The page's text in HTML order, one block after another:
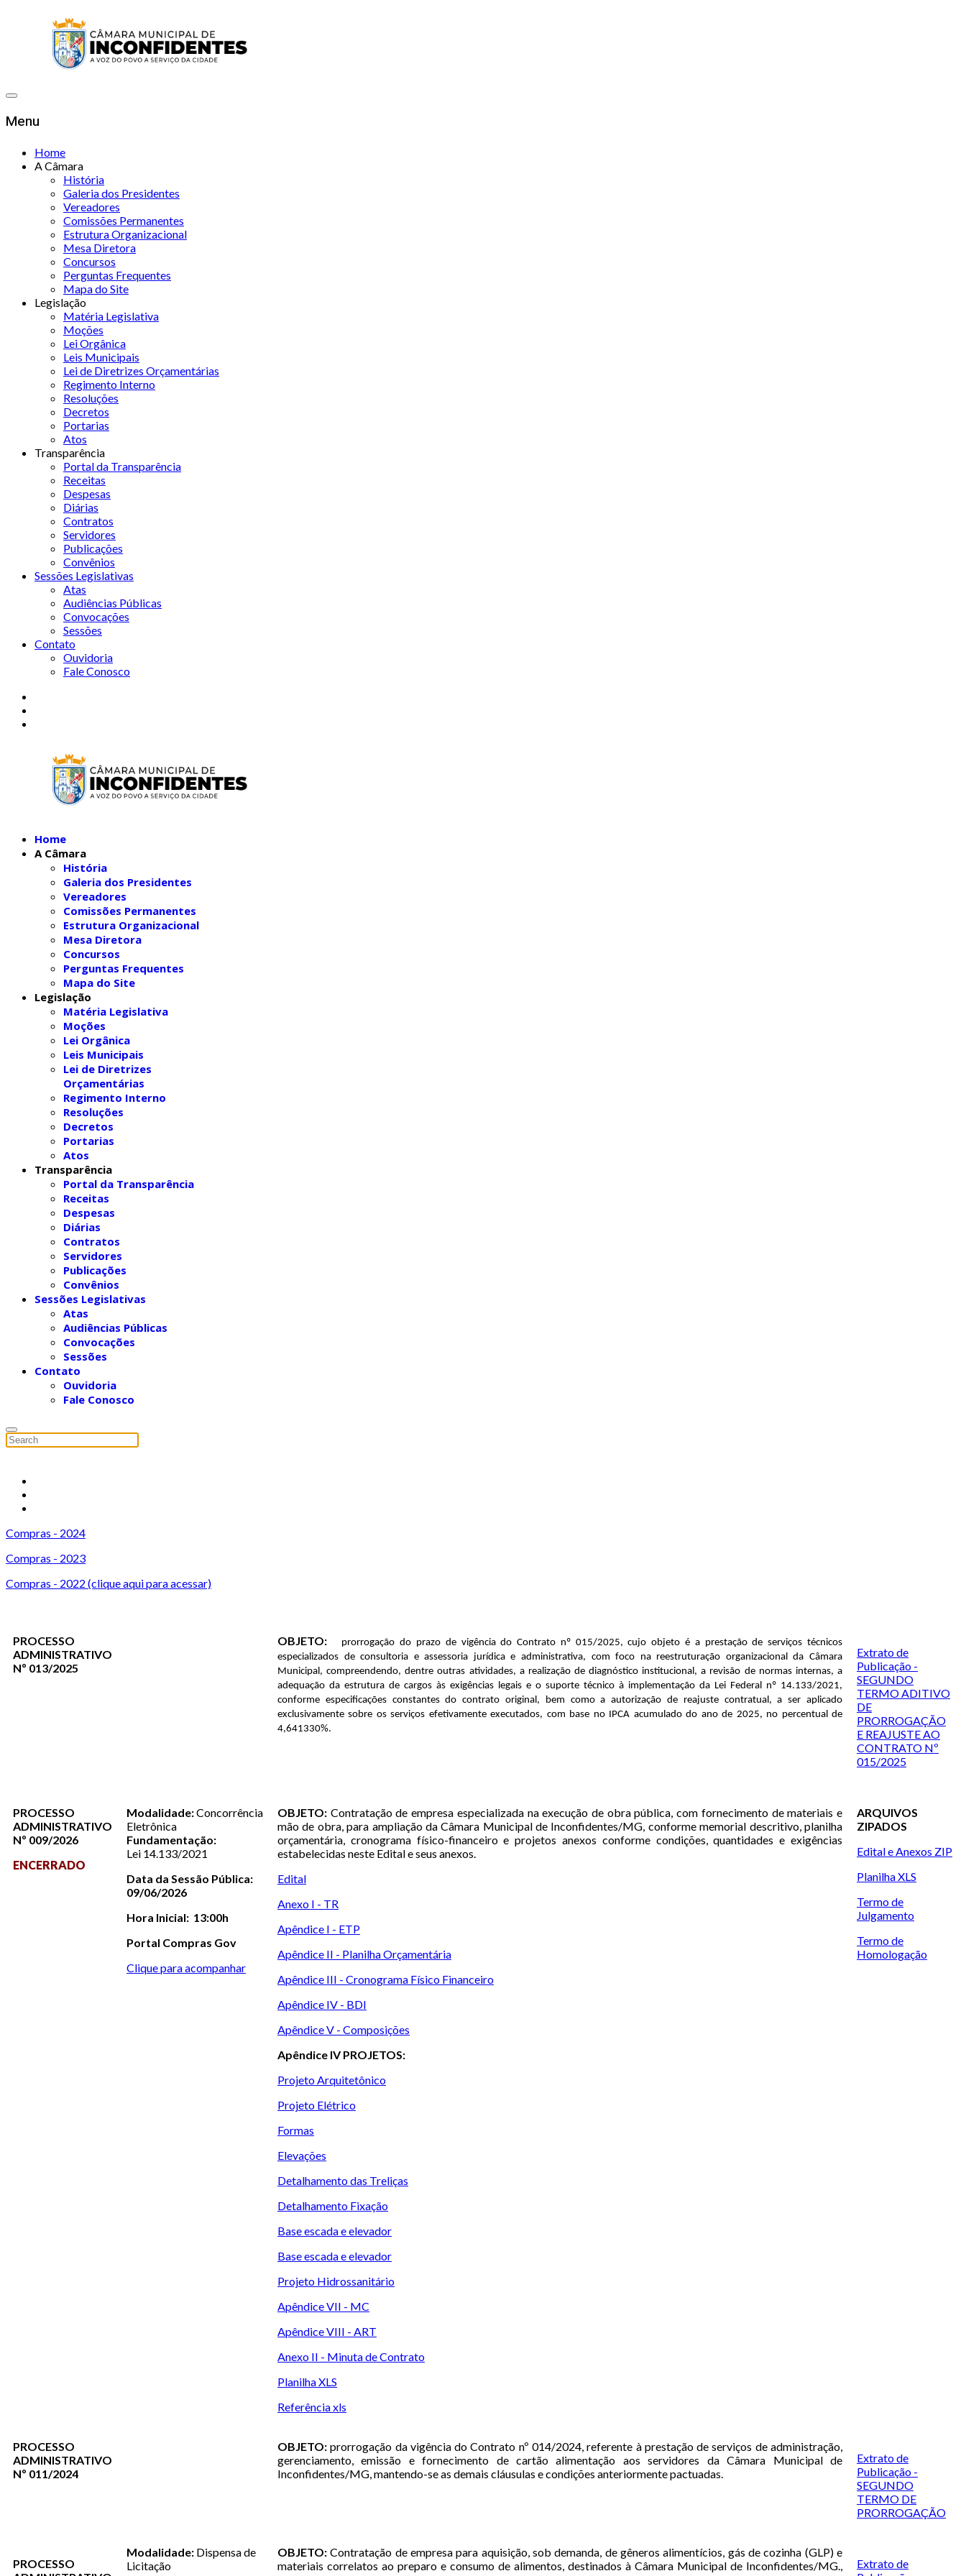
Menu
Home
A Câmara
História
Galeria dos Presidentes
Vereadores
Comissões Permanentes
Estrutura Organizacional
Mesa Diretora
Concursos
Perguntas Frequentes
Mapa do Site
Legislação
Matéria Legislativa
Moções
Lei Orgânica
Leis Municipais
Lei de Diretrizes Orçamentárias
Regimento Interno
Resoluções
Decretos
Portarias
Atos
Transparência
Portal da Transparência
Receitas
Despesas
Diárias
Contratos
Servidores
Publicações
Convênios
Sessões Legislativas
Atas
Audiências Públicas
Convocações
Sessões
Contato
Ouvidoria
Fale Conosco
Home
A Câmara
História
Galeria dos Presidentes
Vereadores
Comissões Permanentes
Estrutura Organizacional
Mesa Diretora
Concursos
Perguntas Frequentes
Mapa do Site
Legislação
Matéria Legislativa
Moções
Lei Orgânica
Leis Municipais
Lei de Diretrizes
Orçamentárias
Regimento Interno
Resoluções
Decretos
Portarias
Atos
Transparência
Portal da Transparência
Receitas
Despesas
Diárias
Contratos
Servidores
Publicações
Convênios
Sessões Legislativas
Atas
Audiências Públicas
Convocações
Sessões
Contato
Ouvidoria
Fale Conosco
Compras - 2024
Compras - 2023
Compras - 2022 (clique aqui para acessar)
PROCESSO
ADMINISTRATIVO
Nº 013/2025
OBJETO: prorrogação do prazo de vigência do Contrato nº 015/2025, cujo objeto é a prestação de serviços técnicos
especializados de consultoria e assessoria jurídica e administrativa, com foco na reestruturação organizacional da Câmara
Municipal, compreendendo, dentre outras atividades, a realização de diagnóstico institucional, a revisão de normas internas, a
adequação da estrutura de cargos às exigências legais e o suporte técnico à implementação da Lei Federal nº 14.133/2021,
conforme especificações constantes do contrato original, bem como a autorização de reajuste contratual, a ser aplicado
exclusivamente sobre os serviços efetivamente executados, com base no IPCA acumulado do ano de 2025, no percentual de
4,641330%.
Extrato de
Publicação -
SEGUNDO
TERMO ADITIVO
DE
PRORROGAÇÃO
E REAJUSTE AO
CONTRATO Nº
015/2025
PROCESSO
ADMINISTRATIVO
Nº 009/2026
ENCERRADO
Modalidade:Concorrência
Eletrônica
Fundamentação:
Lei 14.133/2021
Data da Sessão Pública:
09/06/2026
Hora Inicial: 13:00h
Portal Compras Gov
Clique para acompanhar
OBJETO: Contratação de empresa especializada na execução de obra pública, com fornecimento de materiais e
mão de obra, para ampliação da Câmara Municipal de Inconfidentes/MG, conforme memorial descritivo, planilha
orçamentária, cronograma físico-financeiro e projetos anexos conforme condições, quantidades e exigências
estabelecidas neste Edital e seus anexos.
Edital
Anexo I - TR
Apêndice I - ETP
Apêndice II - Planilha Orçamentária
Apêndice III - Cronograma Físico Financeiro
Apêndice IV - BDI
Apêndice V - Composições
Apêndice IV PROJETOS:
Projeto Arquitetônico
Projeto Elétrico
Formas
Elevações
Detalhamento das Treliças
Detalhamento Fixação
Base escada e elevador
Base escada e elevador
Projeto Hidrossanitário
Apêndice VII - MC
Apêndice VIII - ART
Anexo II - Minuta de Contrato
Planilha XLS
Referência xls
ARQUIVOS
ZIPADOS
Edital e Anexos ZIP
Planilha XLS
Termo de
Julgamento
Termo de
Homologação
PROCESSO
ADMINISTRATIVO
Nº 011/2024
OBJETO: prorrogação da vigência do Contrato nº 014/2024, referente à prestação de serviços de administração,
gerenciamento, emissão e fornecimento de cartão alimentação aos servidores da Câmara Municipal de
Inconfidentes/MG, mantendo-se as demais cláusulas e condições anteriormente pactuadas.
Extrato de
Publicação -
SEGUNDO
TERMO DE
PRORROGAÇÃO
PROCESSO
Modalidade: Dispensa de
Licitação
OBJETO: Contratação de empresa para aquisição, sob demanda, de gêneros alimentícios, gás de cozinha (GLP) e
materiais correlatos ao preparo e consumo de alimentos, destinados à Câmara Municipal de Inconfidentes/MG.,
Extrato de